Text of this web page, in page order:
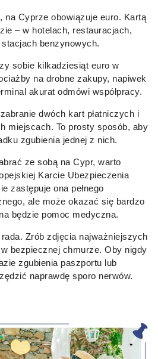
na Cyprze obowiązuje euro. Kartą
– w hotelach, restauracjach,
benzynowych.
sobie kilkadziesiąt euro w
na drobne zakupy, napiwek
akurat odmówi współpracy.
dwóch kart płatniczych i
miejscach. To prosty sposób, aby
zgubienia jednej z nich.
ze sobą na Cypr, warto
Karcie Ubezpieczenia
zastępuje ona pełnego
ale może okazać się bardzo
będzie pomoc medyczna.
Zrób zdjęcia najważniejszych
bezpiecznej chmurze. Oby nigdy
zgubienia paszportu lub
naprawdę sporo nerwów.